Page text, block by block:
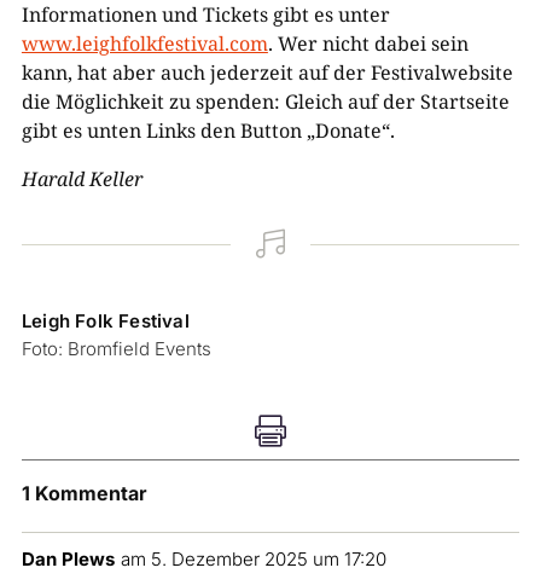
Informationen und Tickets gibt es unter
www.leighfolkfestival.com. Wer nicht dabei sein
kann, hat aber auch jederzeit auf der Festivalwebsite
die Möglichkeit zu spenden: Gleich auf der Startseite
gibt es unten Links den Button „Donate“.
Harald Keller

Leigh Folk Festival
Foto: Bromfield Events

1 Kommentar
Dan Plews am 5. Dezember 2025 um 17:20